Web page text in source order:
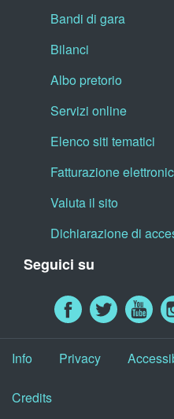
Bandi di gara
Bilanci
Albo pretorio
Servizi online
Elenco siti tematici
Fatturazione
Valuta il sito
Dichiarazione di
Seguici su
Info Privacy
Credits